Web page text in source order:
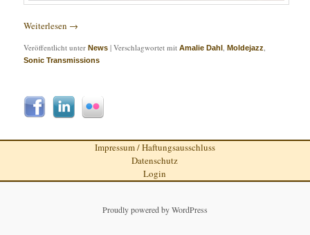
Weiterlesen →
Veröffentlicht unter News |Verschlagwortet mit Amalie Dahl ,Moldejazz,
Sonic Transmissions
Impressum / Haftungsausschluss
Datenschutz
Login
Proudly powered by WordPress